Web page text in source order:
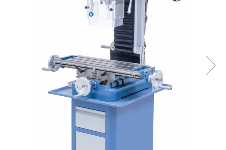
Strunguri cu surub de ghidare
Strunguri de precizie
Strunguri metal cu freza
Strunguri universale
Strunguri universale cu afisaj
Strunguri universale cu viteza